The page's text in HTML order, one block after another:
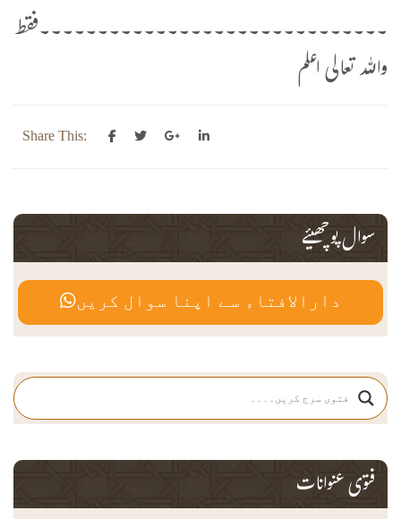
۔۔۔۔۔۔۔۔۔۔۔۔۔۔۔۔۔۔۔۔۔۔۔۔۔۔۔۔۔۔فقط
واللہ تعالی اعلم
Share This:
سوال پوچھیئے
دارالافتاء سے اپنا سوال کریں
فتوی عنوانات